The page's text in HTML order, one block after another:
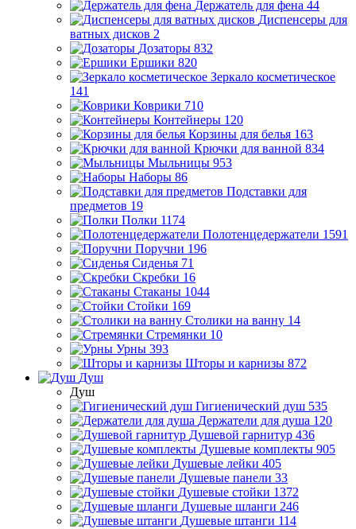
Держатель для фена 44
Диспенсеры для
ватных дисков 2
Дозаторы 832
Ершики 820
Зеркало косметическое
141
Коврики 710
Контейнеры 120
Корзины для белья 163
Крючки для ванной 834
Мыльницы 953
Наборы 86
Подставки для
предметов 19
Полки 1174
Полотенцедержатели 1591
Поручни 196
Сиденья 71
Скребки 16
Стаканы 1044
Стойки 169
Столики на ванну 14
Стремянки 10
Урны 393
Шторы и карнизы 872
Душ
Душ
Гигиенический душ 535
Держатели для душа 120
Душевой гарнитур 436
Душевые комплекты 905
Душевые лейки 405
Душевые панели 33
Душевые стойки 1372
Душевые шланги 246
Душевые штанги 114